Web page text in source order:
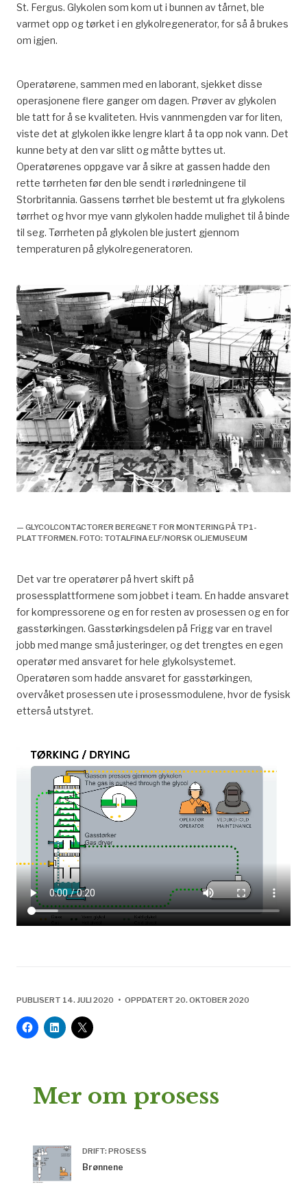
St. Fergus. Glykolen som kom ut i bunnen av tårnet, ble
varmet opp og tørket i en glykolregenerator, for så å brukes
om igjen.
Operatørene, sammen med en laborant, sjekket disse
operasjonene flere ganger om dagen. Prøver av glykolen
ble tatt for å se kvaliteten. Hvis vannmengden var for liten,
viste det at glykolen ikke lengre klart å ta opp nok vann. Det
kunne bety at den var slitt og måtte byttes ut.
Operatørenes oppgave var å sikre at gassen hadde den
rette tørrheten før den ble sendt i rørledningene til
Storbritannia. Gassens tørrhet ble bestemt ut fra glykolens
tørrhet og hvor mye vann glykolen hadde mulighet til å binde
til seg. Tørrheten på glykolen ble justert gjennom
temperaturen på glykolregeneratoren.
— GLYCOLCONTACTORER BEREGNET FOR MONTERING PÅ TP1-
PLATTFORMEN. FOTO: TOTALFINA ELF/NORSK OLJEMUSEUM
Det var tre operatører på hvert skift på
prosessplattformene som jobbet i team. En hadde ansvaret
for kompressorene og en for resten av prosessen og en for
gasstørkingen. Gasstørkingsdelen på Frigg var en travel
jobb med mange små justeringer, og det trengtes en egen
operatør med ansvaret for hele glykolsystemet.
Operatøren som hadde ansvaret for gasstørkingen,
overvåket prosessen ute i prosessmodulene, hvor de fysisk
etterså utstyret.
PUBLISERT 14. JULI 2020 • OPPDATERT 20. OKTOBER 2020
Mer om prosess
DRIFT: PROSESS
Brønnene